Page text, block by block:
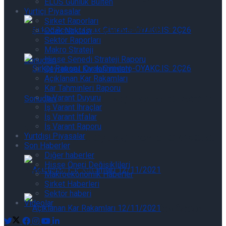
Şirket Raporu: Oyak Çimento-OYAKC.IS:
2Ç26 Sonuçları
Açıklanan Kar Rakamları 07/08/2026
THYAO.IS: Şirket Güncelleme
Şirket Raporu: Oyak Çimento-OYAKC.IS:
2Ç26 Sonuçları
Yurtiçi Piyasalar
Şirket Raporları
Odak Noktası
Sektör Raporları
Makro Strateji
Hisse Senedi Strateji Raporu
Çeyreksel Kar tahminleri
Açıklanan Kar Rakamları
Kar Tahminleri Raporu
İş Varant Duyuru
İş Varant İhraçlar
İş Varant İtfalar
İş Varant Raporu
Yurtdışı Piyasalar
Son Haberler
Diğer haberler
Hisse Öneri Değişiklileri
Makroekonomik Haberler
Şirket Haberleri
Sektör haberi
Videolar